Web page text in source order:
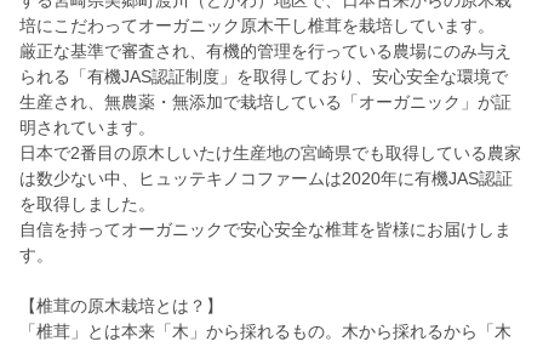
培にこだわってオーガニック原木干し椎茸を栽培しています。
厳正な基準で審査され、有機的管理を行っている農場にのみ与え
られる「有機JAS認証制度」を取得しており、安心安全な環境で
生産され、無農薬・無添加で栽培している「オーガニック」が証
明されています。
日本で2番目の原木しいたけ生産地の宮崎県でも取得している農家
は数少ない中、ヒュッテキノコファームは2020年に有機JAS認証
を取得しました。
自信を持ってオーガニックで安心安全な椎茸を皆様にお届けしま
す。
【椎茸の原木栽培とは？】
「椎茸」とは本来「木」から採れるもの。木から採れるから「木